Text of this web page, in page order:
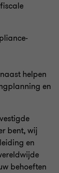
helpen
en
bent, wij
en
behoeften